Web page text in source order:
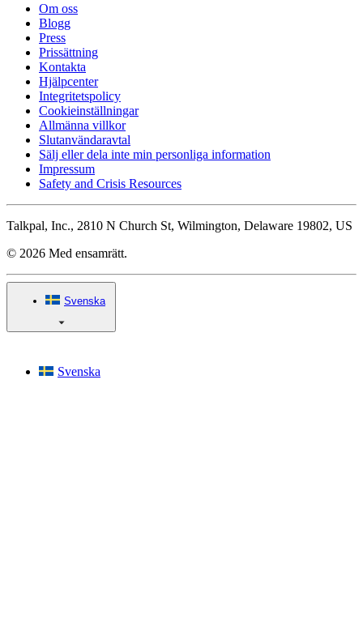
Om oss
Blogg
Press
Prissättning
Kontakta
Hjälpcenter
Integritetspolicy
Cookieinställningar
Allmänna villkor
Slutanvändaravtal
Sälj eller dela inte min personliga information
Impressum
Safety and Crisis Resources
Talkpal, Inc., 2810 N Church St, Wilmington, Delaware 19802, US
© 2026 Med ensamrätt.
Svenska
Svenska